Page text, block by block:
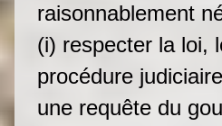
raisonnablement
(i) respecter la loi,
procédure
une requête du